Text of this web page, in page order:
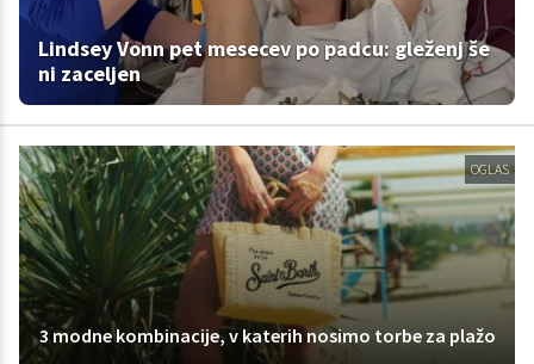
Lindsey Vonn pet mesecev po padcu: gleženj še
ni zaceljen
OGLAS
3 modne kombinacije, v katerih nosimo torbe za plažo